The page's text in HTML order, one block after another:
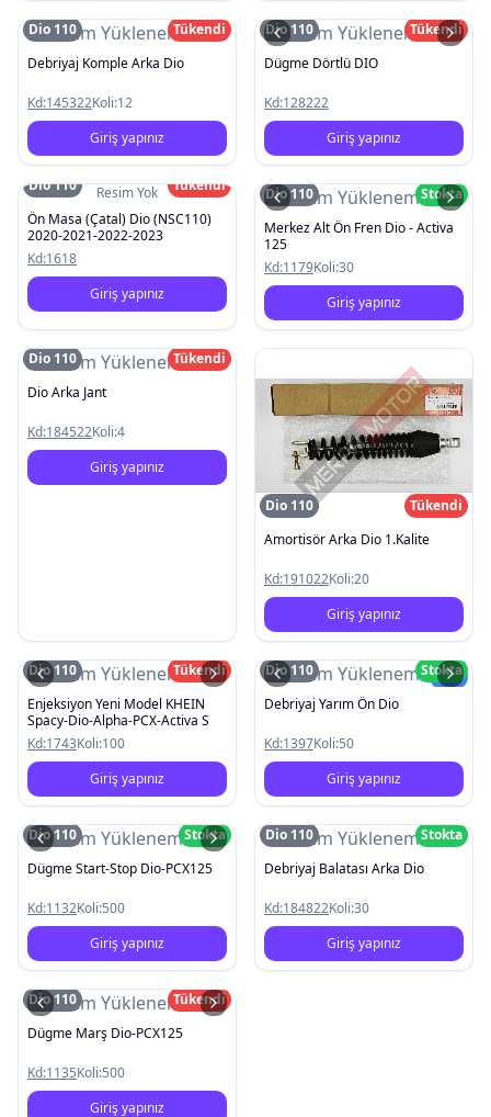
Resim Yüklenemedi
Dio 110
Tükendi
Debriyaj Komple Arka Dio
Kd:145322Koli:12
Giriş yapınız
Resim Yüklenemedi
Dio 110
Tükendi
Dügme Dörtlü DIO
Kd:128222
Giriş yapınız
Resim Yok
Dio 110
Tükendi
Ön Masa (Çatal) Dio (NSC110)
2020-2021-2022-2023
Kd:1618
Giriş yapınız
Resim Yüklenemedi
Dio 110
Stokta
Merkez Alt Ön Fren Dio - Activa
125
Kd:1179Koli:30
Giriş yapınız
Resim Yüklenemedi
Dio 110
Tükendi
Dio Arka Jant
Kd:184522Koli:4
Giriş yapınız
Dio 110
Tükendi
Amortisör Arka Dio 1.Kalite
Kd:191022Koli:20
Giriş yapınız
Resim Yüklenemedi
Dio 110
Tükendi
Enjeksiyon Yeni Model KHEIN
Spacy-Dio-Alpha-PCX-Activa S
Kd:1743Koli:100
Giriş yapınız
Resim YüklenemediYeni
Dio 110
Stokta
Debriyaj Yarım Ön Dio
Kd:1397Koli:50
Giriş yapınız
Resim Yüklenemedi
Dio 110
Stokta
Dügme Start-Stop Dio-PCX125
Kd:1132Koli:500
Giriş yapınız
Resim Yüklenemedi
Dio 110
Stokta
Debriyaj Balatası Arka Dio
Kd:184822Koli:30
Giriş yapınız
Resim Yüklenemedi
Dio 110
Tükendi
Dügme Marş Dio-PCX125
Kd:1135Koli:500
Giriş yapınız